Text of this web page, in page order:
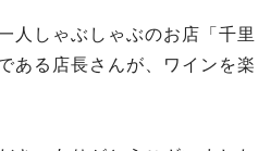
人しゃぶしゃぶのお店「千
ある店長さんが、ワインを